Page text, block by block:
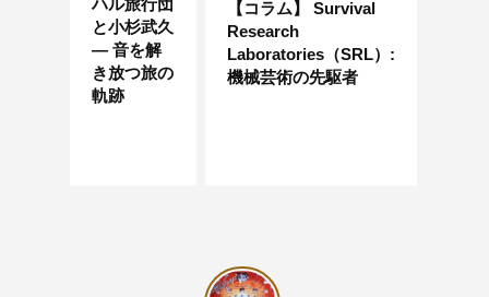
と小杉武久
― 音を解
き放つ旅の
軌跡
【コラム】 Survival
Research
Laboratories（SRL）:
機械芸術の先駆者